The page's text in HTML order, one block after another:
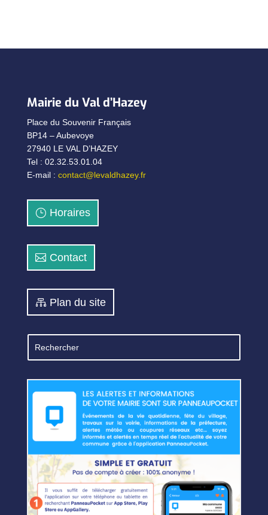
Mairie du Val d’Hazey
Place du Souvenir Français
BP14 – Aubevoye
27940 LE VAL D’HAZEY
Tel : 02.32.53.01.04
E-mail : contact@levaldhazey.fr
Horaires
Contact
Plan du site